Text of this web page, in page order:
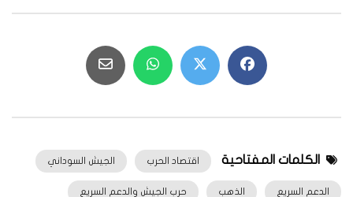
الكلمات المفتاحية اقتصاد الحرب الجيش السوداني
الدعم السريع الذهب حرب الجيش والدعم السريع